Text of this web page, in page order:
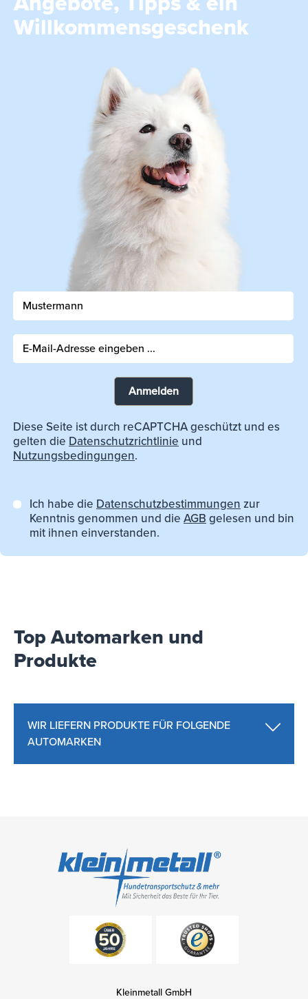
Willkommensgeschenk
Anmelden
Diese Seite ist durch reCAPTCHA geschützt und es
gelten die Datenschutzrichtlinie und
Nutzungsbedingungen.
Ich habe die Datenschutzbestimmungen zur
Kenntnis genommen und die AGB gelesen und bin
mit ihnen einverstanden.
Top Automarken und
Produkte
WIR LIEFERN PRODUKTE FÜR FOLGENDE
AUTOMARKEN
Kleinmetall GmbH